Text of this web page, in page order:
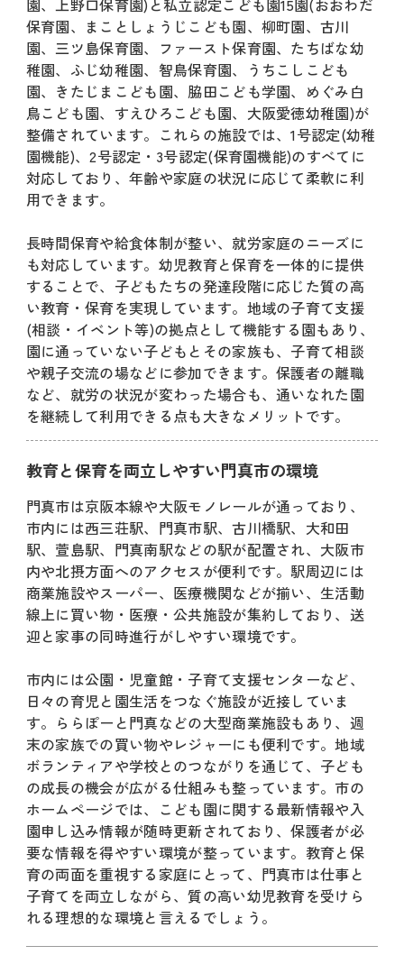
園、上野口保育園)と私立認定こども園15園(おおわだ
保育園、まことしょうじこども園、柳町園、古川
園、三ツ島保育園、ファースト保育園、たちばな幼
稚園、ふじ幼稚園、智鳥保育園、うちこしこども
園、きたじまこども園、脇田こども学園、めぐみ白
鳥こども園、すえひろこども園、大阪愛徳幼稚園)が
整備されています。これらの施設では、1号認定(幼稚
園機能)、2号認定・3号認定(保育園機能)のすべてに
対応しており、年齢や家庭の状況に応じて柔軟に利
用できます。
長時間保育や給食体制が整い、就労家庭のニーズに
も対応しています。幼児教育と保育を一体的に提供
することで、子どもたちの発達段階に応じた質の高
い教育・保育を実現しています。地域の子育て支援
(相談・イベント等)の拠点として機能する園もあり、
園に通っていない子どもとその家族も、子育て相談
や親子交流の場などに参加できます。保護者の離職
など、就労の状況が変わった場合も、通いなれた園
を継続して利用できる点も大きなメリットです。
教育と保育を両立しやすい門真市の環境
門真市は京阪本線や大阪モノレールが通っており、
市内には西三荘駅、門真市駅、古川橋駅、大和田
駅、萱島駅、門真南駅などの駅が配置され、大阪市
内や北摂方面へのアクセスが便利です。駅周辺には
商業施設やスーパー、医療機関などが揃い、生活動
線上に買い物・医療・公共施設が集約しており、送
迎と家事の同時進行がしやすい環境です。
市内には公園・児童館・子育て支援センターなど、
日々の育児と園生活をつなぐ施設が近接していま
す。ららぽーと門真などの大型商業施設もあり、週
末の家族での買い物やレジャーにも便利です。地域
ボランティアや学校とのつながりを通じて、子ども
の成長の機会が広がる仕組みも整っています。市の
ホームページでは、こども園に関する最新情報や入
園申し込み情報が随時更新されており、保護者が必
要な情報を得やすい環境が整っています。教育と保
育の両面を重視する家庭にとって、門真市は仕事と
子育てを両立しながら、質の高い幼児教育を受けら
れる理想的な環境と言えるでしょう。